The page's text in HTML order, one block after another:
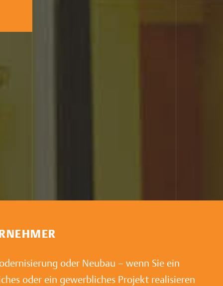
oder Neubau – wenn Sie ein
oder ein gewerbliches Projekt realisieren